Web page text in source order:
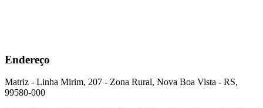
Endereço
Matriz - Linha Mirim, 207 - Zona Rural, Nova Boa Vista - RS,
99580-000